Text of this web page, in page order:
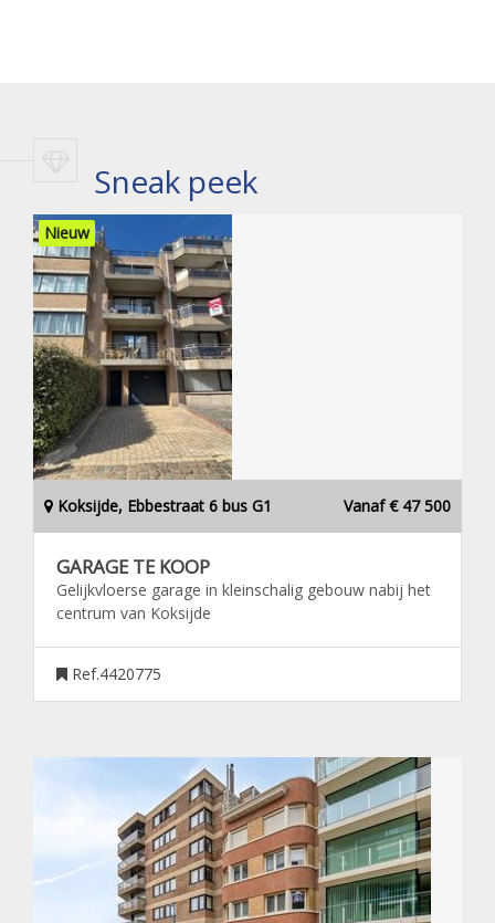
Sneak peek
Nieuw
Koksijde, Ebbestraat 6 bus G1 Vanaf € 47 500
GARAGE TE KOOP
Gelijkvloerse garage in kleinschalig gebouw nabij het
centrum van Koksijde
Ref.4420775